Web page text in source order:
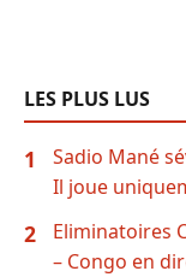
LES PLUS LUS
1
Sadio Mané
Il joue
2
Eliminatoires
– Congo en